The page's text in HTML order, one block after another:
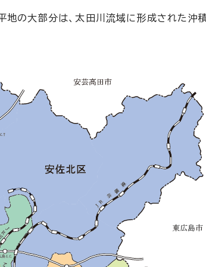
地の大部分は、太田川流域に形成された沖